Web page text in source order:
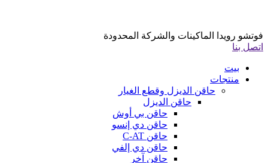
فوتشو رويدا الماكينات والشركة المحدودة
اتصل بنا
بيت
منتجات
حاقن الديزل وقطع الغيار
حاقن الديزل
حاقن بي أوش
حاقن دي إنسو
حاقن C-AT
حاقن دي إلفي
حاقن آخر